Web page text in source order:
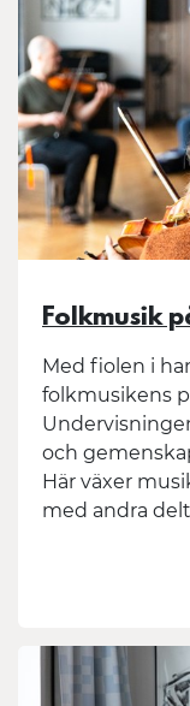
Folkmusik
Med fiolen i
folkmusikens
och
Här växer
med andra